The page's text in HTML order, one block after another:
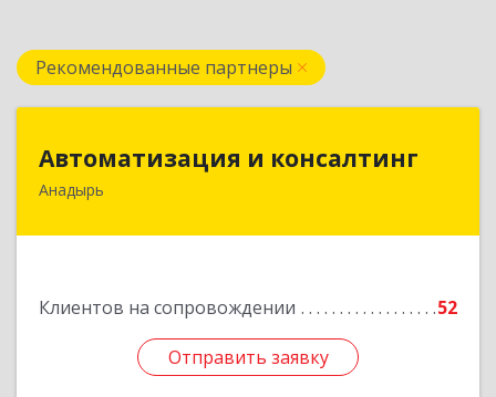
Рекомендованные партнеры
Автоматизация и консалтинг
Анадырь
Клиентов на сопровождении 52
Отправить заявку
689000, Чукотский АО, Анадырь г, Мира ул, дом
Отправить заявку